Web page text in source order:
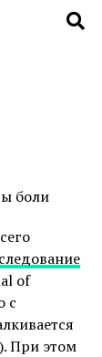
боли
of
с
При этом